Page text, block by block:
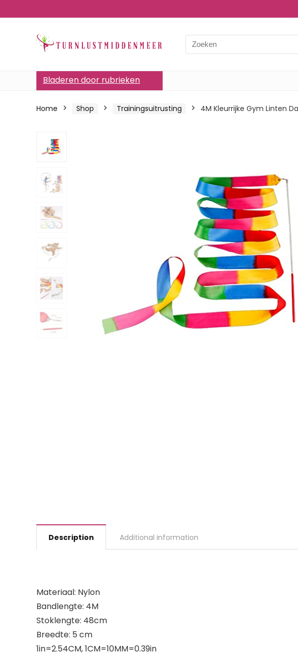
Bladeren door rubrieken
Home Shop Trainingsuitrusting 4M Kleurrijke Gym Linten
Description Additional information
Materiaal: Nylon
Bandlengte: 4M
Stoklengte: 48cm
Breedte: 5 cm
1in=2.54CM, 1CM=10MM=0.39in